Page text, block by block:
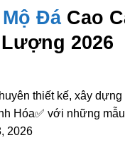
Đá Cao
2026
thiết kế, xây dựng
Hóa✅ với những
2026